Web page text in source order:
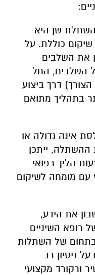
שן היא
כוללת. על
את השלבים
השלבים, החל
דרך ביצוע
בתהליך מתואם
אינה גדולה או
ההשתלה, ייתכן
הליך רפואי
עם מומחה לשיקום
את הידע,
רופא השיניים
בתחום של השתלות
ניסיון רב
ורקורד מקצועי